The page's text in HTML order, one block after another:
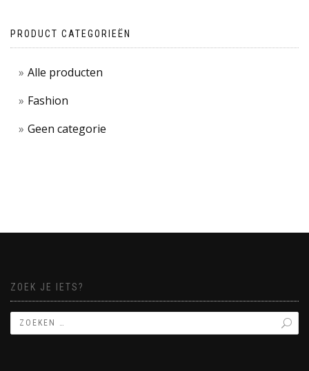
PRODUCT CATEGORIEËN
Alle producten
Fashion
Geen categorie
ZOEK JE IETS?